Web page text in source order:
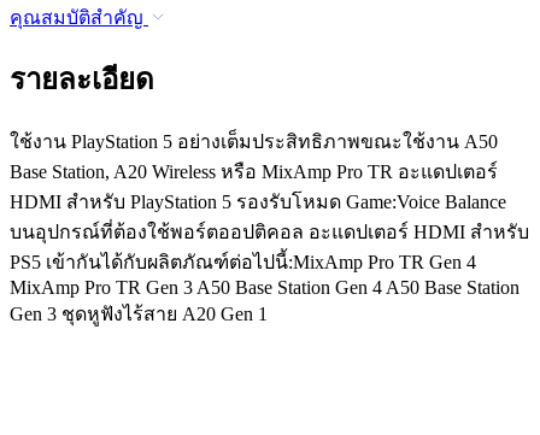
คุณสมบัติสำคัญ
รายละเอียด
ใช้งาน PlayStation 5 อย่างเต็มประสิทธิภาพขณะใช้งาน A50
Base Station, A20 Wireless หรือ MixAmp Pro TR อะแดปเตอร์
HDMI สำหรับ PlayStation 5 รองรับโหมด Game:Voice Balance
บนอุปกรณ์ที่ต้องใช้พอร์ตออปติคอล อะแดปเตอร์ HDMI สำหรับ
PS5 เข้ากันได้กับผลิตภัณฑ์ต่อไปนี้:MixAmp Pro TR Gen 4
MixAmp Pro TR Gen 3 A50 Base Station Gen 4 A50 Base Station
Gen 3 ชุดหูฟังไร้สาย A20 Gen 1